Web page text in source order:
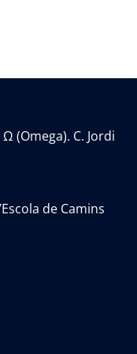
(Omega). C. Jordi
de Camins